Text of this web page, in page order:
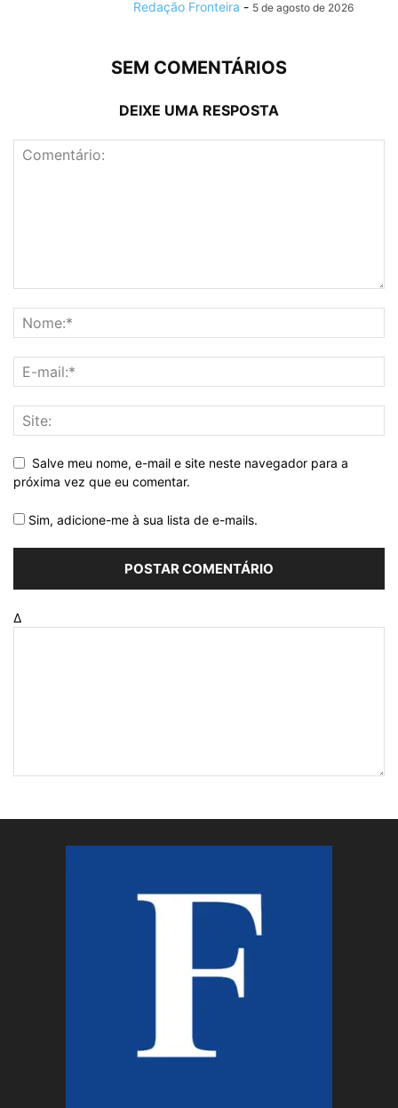
Redação Fronteira - 5 de agosto de 2026
SEM COMENTÁRIOS
DEIXE UMA RESPOSTA
Salve meu nome, e-mail e site neste navegador para a
próxima vez que eu comentar.
Sim, adicione-me à sua lista de e-mails.
Δ